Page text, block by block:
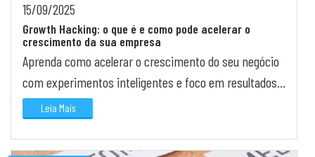
15/09/2025
Growth Hacking: o que é e como pode acelerar o
crescimento da sua empresa
Aprenda como acelerar o crescimento do seu negócio
com experimentos inteligentes e foco em resultados
reais.Leia Mais